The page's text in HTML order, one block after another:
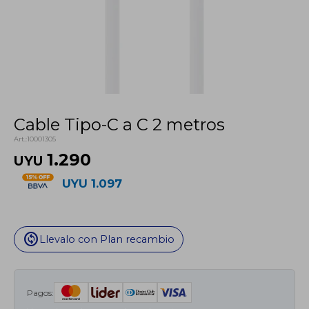
Cable Tipo-C a C 2 metros
10001305
UYU 1.290
UYU 1.097
change_circle Llevalo con Plan recambio
Pagos: